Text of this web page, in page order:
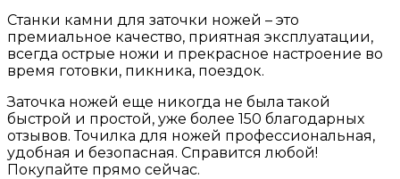
Станки камни для заточки ножей – это
премиальное качество, приятная эксплуатации,
всегда острые ножи и прекрасное настроение во
время готовки, пикника, поездок.
Заточка ножей еще никогда не была такой
быстрой и простой, уже более 150 благодарных
отзывов. Точилка для ножей профессиональная,
удобная и безопасная. Справится любой!
Покупайте прямо сейчас.